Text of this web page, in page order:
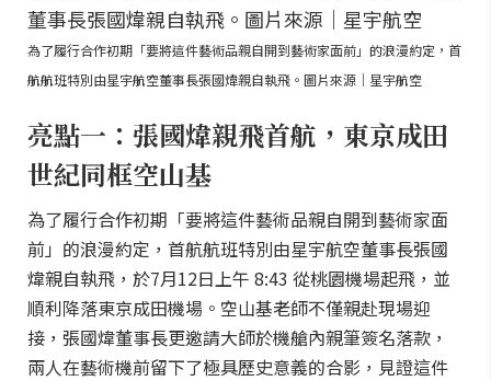
為了履行合作初期「要將這件藝術品親自開到藝術家面前」的浪漫約定，首
航航班特別由星宇航空董事長張國煒親自執飛。圖片來源｜星宇航空
亮點一：張國煒親飛首航，東京成田
世紀同框空山基
為了履行合作初期「要將這件藝術品親自開到藝術家面
前」的浪漫約定，首航航班特別由星宇航空董事長張國
煒親自執飛，於7月12日上午 8:43 從桃園機場起飛，並
順利降落東京成田機場。空山基老師不僅親赴現場迎
接，張國煒董事長更邀請大師於機艙內親筆簽名落款，
兩人在藝術機前留下了極具歷史意義的合影，見證這件